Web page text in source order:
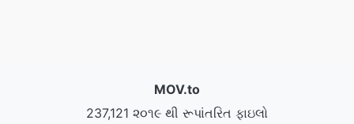
MOV.to
237,121 ૨૦૧૯ થી રૂપાંતરિત ફાઇલો